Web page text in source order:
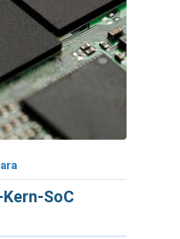
SoC